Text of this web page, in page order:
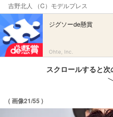
吉野北人 （C）モデルプレス
ジグソーde懸賞
Ohte, Inc.
スクロールすると
( 画像21/55 )